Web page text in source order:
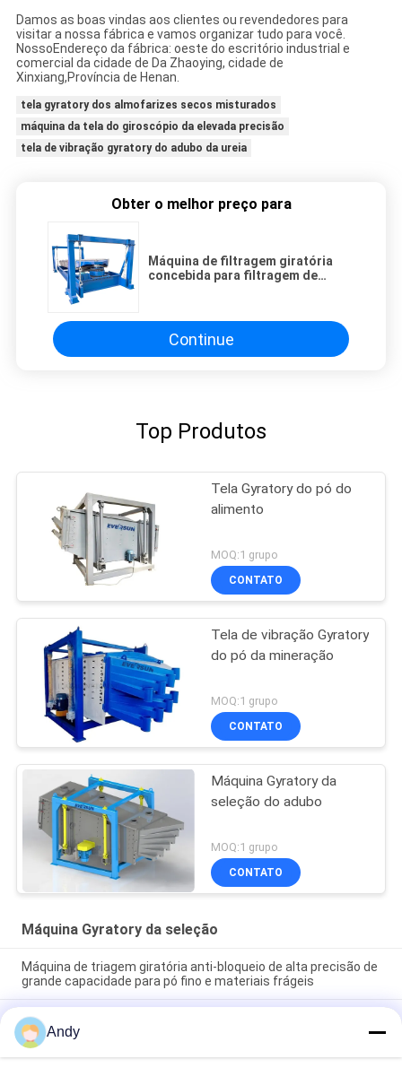
Damos as boas vindas aos clientes ou revendedores para
visitar a nossa fábrica e vamos organizar tudo para você.
NossoEndereço da fábrica: oeste do escritório industrial e
comercial da cidade de Da Zhaoying, cidade de
Xinxiang,Província de Henan.
tela gyratory dos almofarizes secos misturados
máquina da tela do giroscópio da elevada precisão
tela de vibração gyratory do adubo da ureia
Obter o melhor preço para
Máquina de filtragem giratória
concebida para filtragem de
de ruído e fácil manutenção
Continue
Top Produtos
Tela Gyratory do pó do
alimento
MOQ:1 grupo
CONTATO
Tela de vibração Gyratory
do pó da mineração
MOQ:1 grupo
CONTATO
Máquina Gyratory da
seleção do adubo
MOQ:1 grupo
CONTATO
Máquina Gyratory da seleção
Máquina de triagem giratória anti-bloqueio de alta precisão de
grande capacidade para pó fino e materiais frágeis
Máquina de filtragem giratória concebida para filtragem de
partículas sólidas, com funcionamento suave e baixo nível de
ruído e fácil manutenção
Andy